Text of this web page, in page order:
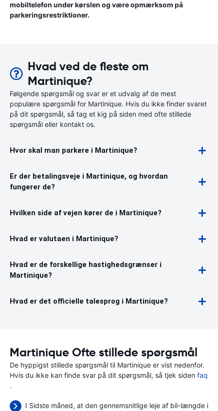
mobiltelefon under kørslen og være opmærksom på
parkeringsrestriktioner.
Hvad ved de fleste om
Martinique?
Følgende spørgsmål og svar er et udvalg af de mest
populære spørgsmål for Martinique. Hvis du ikke finder svaret
på dit spørgsmål, så tag et kig på siden med ofte stillede
spørgsmål eller kontakt os.
Hvor skal man parkere i Martinique?
Er der betalingsveje i Martinique, og hvordan
fungerer de?
Hvilken side af vejen kører de i Martinique?
Hvad er valutaen i Martinique?
Hvad er de forskellige hastighedsgrænser i
Martinique?
Hvad er det officielle talesprog i Martinique?
Martinique Ofte stillede spørgsmål
De hyppigst stillede spørgsmål til Martinique er vist nedenfor.
Hvis du ikke kan finde svar på dit spørgsmål, så tjek siden faq
.
I Sidste måned, at den gennemsnitlige leje af bil-længde i